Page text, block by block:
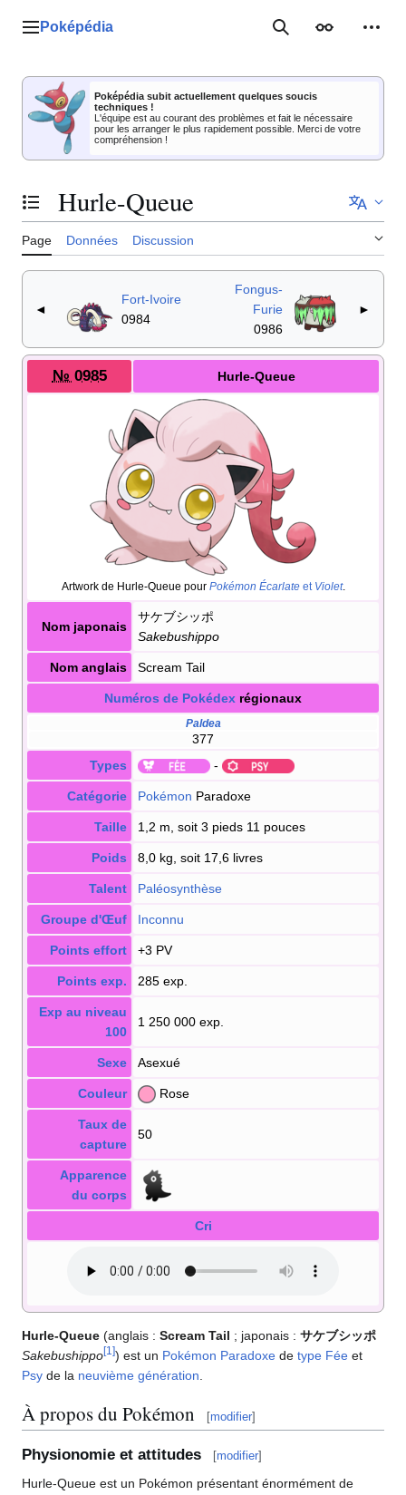
Menu principal
Poképédia RechercherApparence
Poképédia subit actuellement quelques soucis
techniques !
L'équipe est au courant des problèmes et fait le nécessaire
pour les arranger le plus rapidement possible. Merci de votre
compréhension !
Basculer la table des matières
Hurle-Queue
Page Données Discussion
◄
Fort-Ivoire
0984
Fongus-
Furie
0986
►
№ 0985 Hurle-Queue
Artwork de Hurle-Queue pour Pokémon Écarlateet Violet.
Nom japonais
サケブシッポ
Sakebushippo
Nom anglais Scream Tail
Numéros de Pokédex régionaux
Paldea
377
Types
-
Catégorie Pokémon Paradoxe
Taille 1,2 m, soit 3 pieds 11 pouces
Poids 8,0 kg, soit 17,6 livres
Talent Paléosynthèse
Groupe d'Œuf Inconnu
Points effort +3 PV
Points exp. 285 exp.
Exp au niveau
100
1 250 000 exp.
Sexe Asexué
Couleur Rose
Taux de
capture
50
Apparence
du corps
Cri
Hurle-Queue (anglais : Scream Tail ; japonais : サケブシッポ
Sakebushippo[1 ]) est un Pokémon Paradoxe de type Fée et
Psy de la neuvième génération
À propos du Pokémon [modifier]
Physionomie et attitudes [modifier]
Hurle-Queue est un Pokémon présentant énormément de